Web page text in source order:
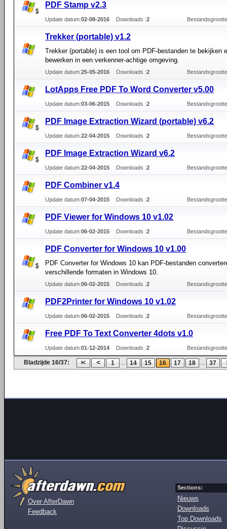
PDF Stamp v2.3
Update datum:02-08-2016 Downloads :2
Trekker (portable) v1.2
Trekker (portable) is een tool om PDF-bestanden te bekijken
bewerken in een verkenner-achtige omgeving.
Update datum:25-05-2016 Downloads :2
LotApps Free PDF To Word Converter v5.00
Update datum:03-06-2015 Downloads :2
PDF Image Extraction Wizard (portable) v6.2
Update datum:22-04-2015 Downloads :2
PDF Image Extraction Wizard v6.2
Update datum:22-04-2015 Downloads :2
PDF Combiner v1.4
Update datum:07-04-2015 Downloads :2
PDF Viewer for Windows 10 v1.02
Update datum:06-02-2015 Downloads :2
PDF Converter for Windows 10 v1.00
PDF Converter for Windows 10 kan PDF-bestanden
verschillende formaten in Windows 10.
Update datum:06-02-2015 Downloads :2
PDF2Printer for Windows 10 v1.02
Update datum:06-02-2015 Downloads :2
Free PDF To Text Converter 4dots v1.0
Update datum:01-12-2014 Downloads :2
Bladzijde 16/37: 1 ... 14 15 16 17 18 ... 37
Over AfterDawn
Feedback
Sections:
Nieuws
Downloads
Top Downloads